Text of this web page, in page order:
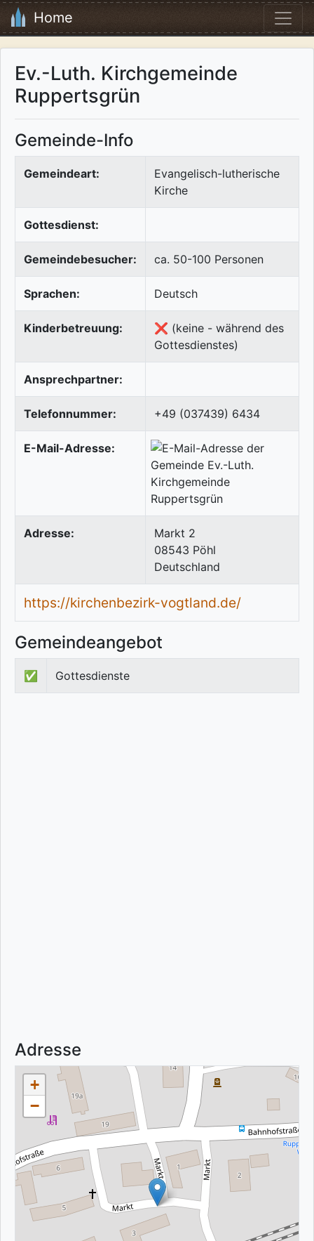
Home
Ev.-Luth. Kirchgemeinde
Ruppertsgrün
Gemeinde-Info
Gemeindeart:
Evangelisch-lutherische
Kirche
Gottesdienst:
Gemeindebesucher: ca. 50-100 Personen
Sprachen: Deutsch
Kinderbetreuung:
❌ (keine - während des
Gottesdienstes)
Ansprechpartner:
Telefonnummer: +49 (037439) 6434
E-Mail-Adresse:
Adresse:
Markt 2
08543 Pöhl
Deutschland
https://kirchenbezirk-vogtland.de/
Gemeindeangebot
✅ Gottesdienste
Adresse
+
−